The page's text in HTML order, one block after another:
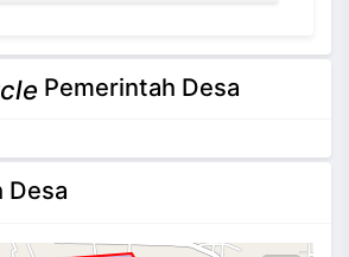
Pemerintah Desa
VILANTI, S.Kom
Bendahara Pekon
Desa